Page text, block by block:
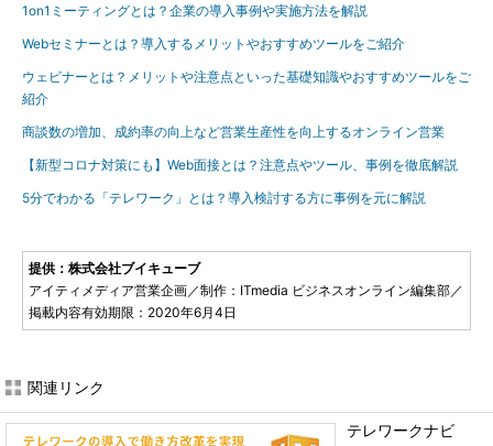
1on1ミーティングとは？企業の導入事例や実施方法を解説
Webセミナーとは？導入するメリットやおすすめツールをご紹介
ウェビナーとは？メリットや注意点といった基礎知識やおすすめツールをご
紹介
商談数の増加、成約率の向上など営業生産性を向上するオンライン営業
【新型コロナ対策にも】Web面接とは？注意点やツール、事例を徹底解説
5分でわかる「テレワーク」とは？導入検討する方に事例を元に解説
提供：株式会社ブイキューブ
アイティメディア営業企画／制作：ITmedia ビジネスオンライン編集部／
掲載内容有効期限：2020年6月4日
関連リンク
テレワークナビ